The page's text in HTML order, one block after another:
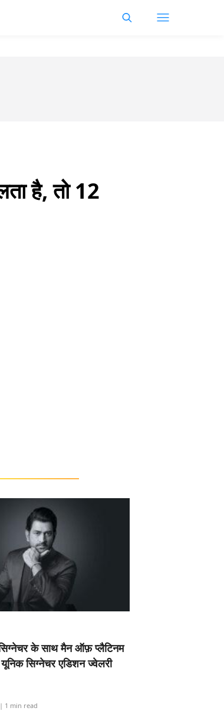
है, तो 12
के साथ मैन ऑफ़ प्लैटिनम
सिग्नेचर एडिशन ज्वेलरी
| 1 min read